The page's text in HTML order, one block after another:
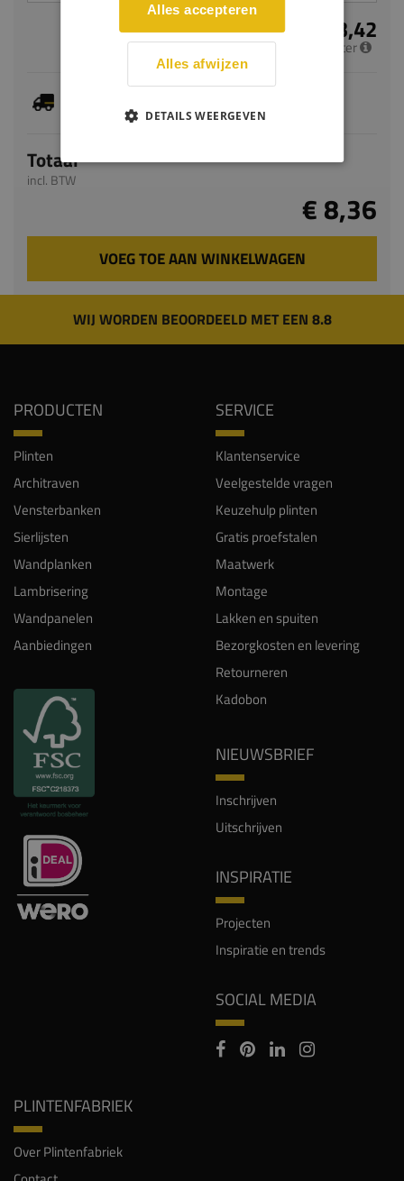
€ 3,42
per meter
bedraagt 1-3 werkdagen
Totaal
incl. BTW
€ 8,36
VOEG TOE AAN WINKELWAGEN
WIJ WORDEN BEOORDEELD MET EEN 8.8
PRODUCTEN
Plinten
Architraven
Vensterbanken
Sierlijsten
Wandplanken
Lambrisering
Wandpanelen
Aanbiedingen
SERVICE
Klantenservice
Veelgestelde vragen
Keuzehulp plinten
Gratis proefstalen
Maatwerk
Montage
Lakken en spuiten
Bezorgkosten en levering
Retourneren
Kadobon
NIEUWSBRIEF
Inschrijven
Uitschrijven
INSPIRATIE
Projecten
Inspiratie en trends
SOCIAL MEDIA
PLINTENFABRIEK
Over Plintenfabriek
Alles accepteren
Alles afwijzen
DETAILS WEERGEVEN